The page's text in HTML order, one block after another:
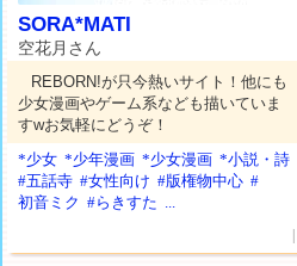
SORA*MATI
空花月さん
REBORN!が只今熱いサイト！他にも
少女漫画やゲーム系なども描いていま
すwお気軽にどうぞ！
*少女 *少年漫画 *少女漫画 *小説・詩
#五話寺 #女性向け #版権物中心 #
初音ミク #らきすた ...